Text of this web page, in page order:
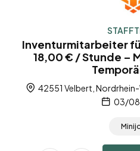
Inventurmitarbeiter
18,00 € / Stunde –
42551 Velbert,
03/